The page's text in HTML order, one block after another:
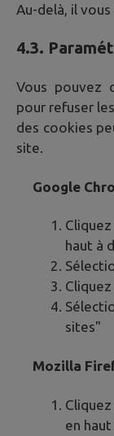
Au-delà, il
4.3.
Vous pouvez
pour refuser
des cookies
site.
Google
haut à
sites"
Mozilla
en